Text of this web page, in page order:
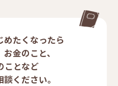
めたくなったら
金のこと、
ことなど
ください。